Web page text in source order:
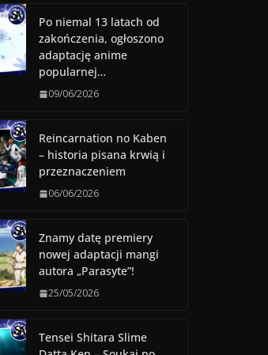
Po niemal 13 latach od
zakończenia, ogłoszono
adaptację anime
popularnej…
09/06/2026
Reincarnation no Kaben
– historia pisana krwią i
przeznaczeniem
06/06/2026
Znamy datę premiery
nowej adaptacji mangi
autora „Parasyte”!
25/05/2026
Tensei Shitara Slime